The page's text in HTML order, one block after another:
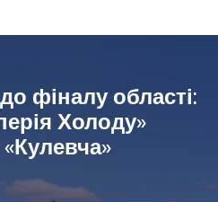
фіналу області:
Холоду»